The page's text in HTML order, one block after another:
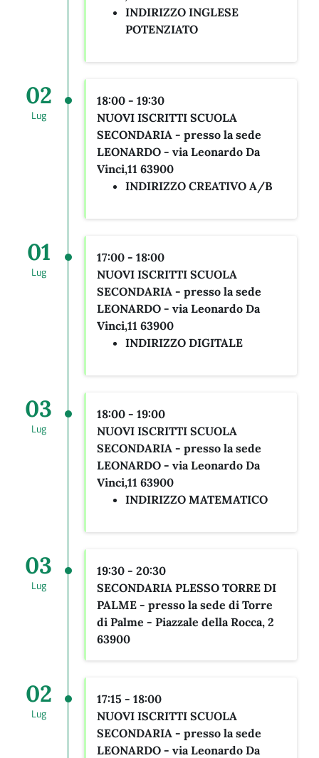
INDIRIZZO INGLESE
POTENZIATO
18:00 - 19:30
NUOVI ISCRITTI SCUOLA
SECONDARIA - presso la sede
LEONARDO - via Leonardo Da
Vinci,11 63900
INDIRIZZO CREATIVO A/B
02
Lug
17:00 - 18:00
NUOVI ISCRITTI SCUOLA
SECONDARIA - presso la sede
LEONARDO - via Leonardo Da
Vinci,11 63900
INDIRIZZO DIGITALE
01
Lug
18:00 - 19:00
NUOVI ISCRITTI SCUOLA
SECONDARIA - presso la sede
LEONARDO - via Leonardo Da
Vinci,11 63900
INDIRIZZO MATEMATICO
03
Lug
19:30 - 20:30
SECONDARIA PLESSO TORRE DI
PALME - presso la sede di Torre
di Palme - Piazzale della Rocca, 2
63900
03
Lug
17:15 - 18:00
NUOVI ISCRITTI SCUOLA
SECONDARIA - presso la sede
LEONARDO - via Leonardo Da
02
Lug